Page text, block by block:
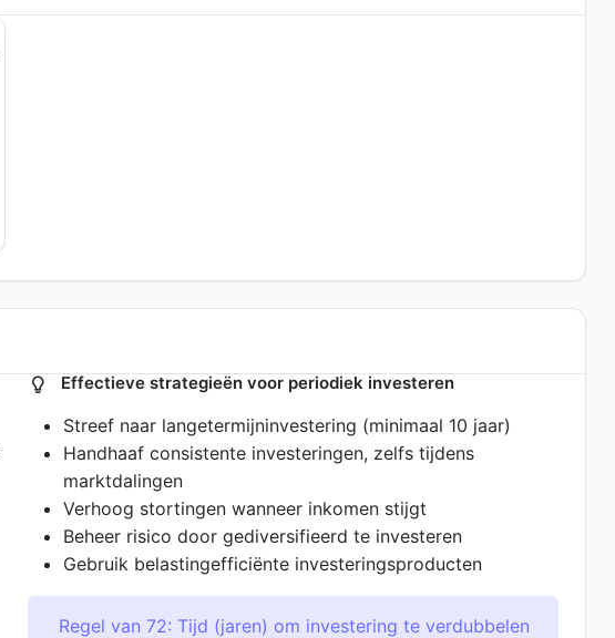
Effectieve strategieën voor periodiek investeren
Streef naar langetermijninvestering (minimaal 10 jaar)
Handhaaf consistente investeringen, zelfs tijdens
marktdalingen
Verhoog stortingen wanneer inkomen stijgt
Beheer risico door gediversifieerd te investeren
Gebruik belastingefficiënte investeringsproducten
Regel van 72: Tijd (jaren) om investering te verdubbelen